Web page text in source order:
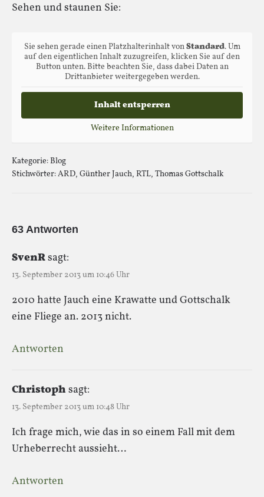
Sehen und staunen Sie:
Sie sehen gerade einen Platzhalterinhalt vonStandard. Um
auf den eigentlichen Inhalt zuzugreifen, klicken Sie auf den
Button unten. Bitte beachten Sie, dass dabei Daten an
Drittanbieter weitergegeben werden.
Inhalt entsperren
Weitere Informationen
Kategorie:Blog
Stichwörter:ARD, Günther Jauch, RTL, Thomas Gottschalk
63 Antworten
SvenRsagt:
13. September 2013 um 10:46 Uhr
2010 hatte Jauch eine Krawatte und Gottschalk
eine Fliege an. 2013 nicht.
Antworten
Christoph sagt:
13. September 2013 um 10:48 Uhr
Ich frage mich, wie das in so einem Fall mit dem
Urheberrecht aussieht…
Antworten